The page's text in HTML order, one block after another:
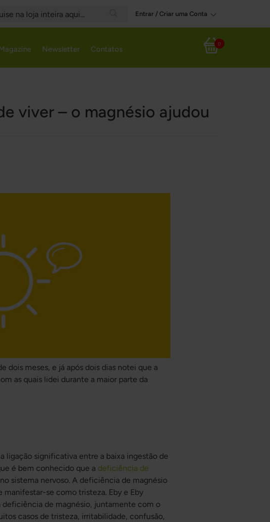
Search
Entrar / Criar uma Conta
Meu Carrinho
0
Newsletter Contatos
viver – o magnésio ajudou
dois meses, e já após dois dias notei que a
as quais lidei durante a maior parte da
ligação significativa entre a baixa ingestão de
é bem conhecido que a deficiência de
sistema nervoso. A deficiência de magnésio
manifestar-se como tristeza. Eby e Eby
de magnésio, juntamente com o
casos de tristeza, irritabilidade, confusão,